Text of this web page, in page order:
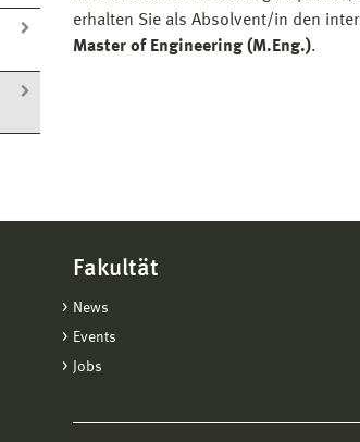
erhalten Sie als Absolvent/in den
Master of Engineering (M.Eng.).
Fakultät
News
Events
Jobs